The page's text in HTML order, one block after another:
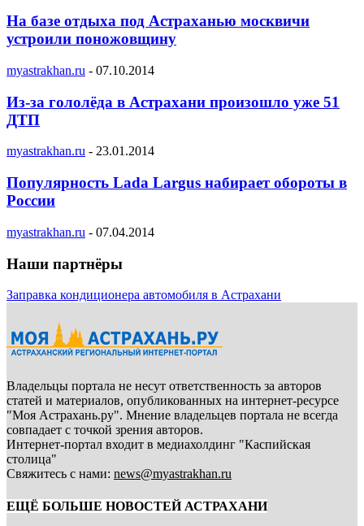
На базе отдыха под Астраханью москвичи
устроили поножовщину
myastrakhan.ru - 07.10.2014
Из-за гололёда в Астрахани произошло уже 51
ДТП
myastrakhan.ru - 23.01.2014
Популярность Lada Largus набирает обороты в
России
myastrakhan.ru - 07.04.2014
Наши партнёры
Заправка кондиционера автомобиля в Астрахани
Владельцы портала не несут ответственность за авторов
статей и материалов, опубликованных на интернет-ресурсе
"Моя Астрахань.ру". Мнение владельцев портала не всегда
совпадает с точкой зрения авторов.
Интернет-портал входит в медиахолдинг "Каспийская
столица"
Свяжитесь с нами: news@myastrakhan.ru
ЕЩЁ БОЛЬШЕ НОВОСТЕЙ АСТРАХАНИ